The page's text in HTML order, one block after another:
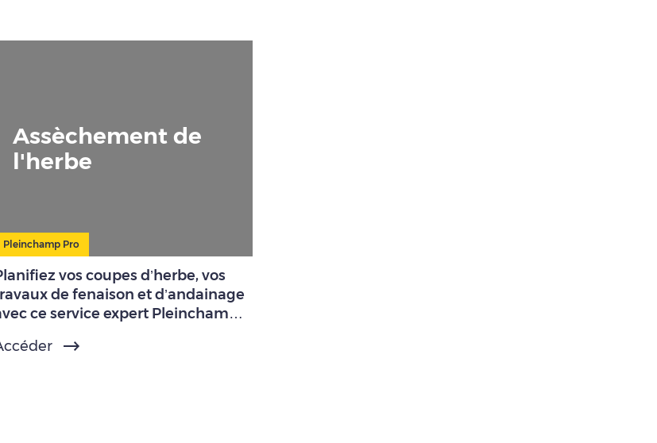
Assèchement de
l'herbe
Pleinchamp Pro
vos coupes d’herbe, vos
de fenaison et d’andainage
ce service expert Pleinchamp